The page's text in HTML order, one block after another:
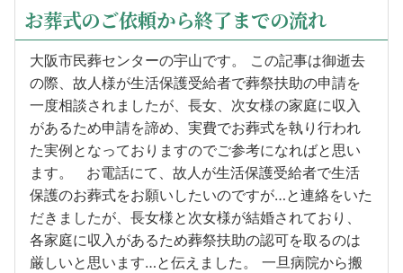
お葬式のご依頼から終了までの流れ
大阪市民葬センターの宇山です。 この記事は御逝去
の際、故人様が生活保護受給者で葬祭扶助の申請を
一度相談されましたが、長女、次女様の家庭に収入
があるため申請を諦め、実費でお葬式を執り行われ
た実例となっておりますのでご参考になればと思い
ます。 お電話にて、故人が生活保護受給者で生活
保護のお葬式をお願いしたいのですが…と連絡をいた
だきましたが、長女様と次女様が結婚されており、
各家庭に収入があるため葬祭扶助の認可を取るのは
厳しいと思います…と伝えました。 一旦病院から搬